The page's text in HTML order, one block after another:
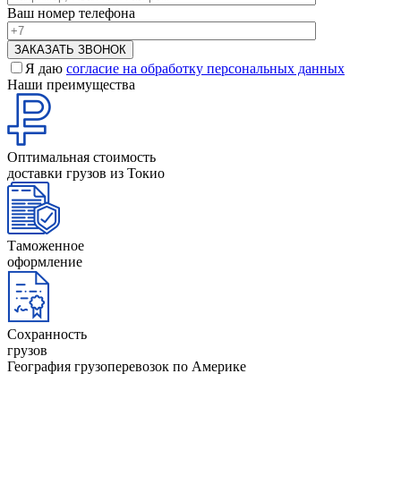
Ваш номер телефона
Я даю согласие на обработку персональных данных
Наши преимущества
Оптимальная стоимость
доставки грузов из Токио
Таможенное
оформление
Сохранность
грузов
География грузоперевозок по Америке